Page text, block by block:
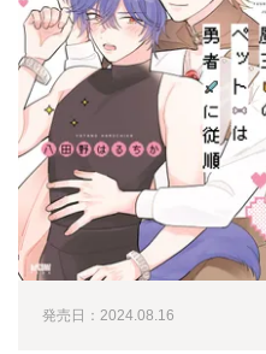
発売日：2024.08.16